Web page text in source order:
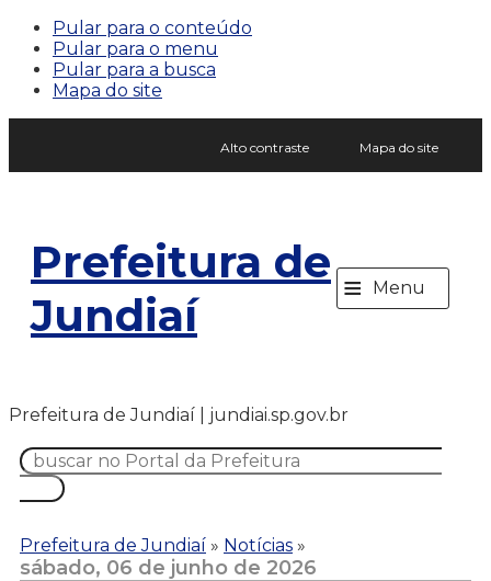
Pular para o conteúdo
Pular para o menu
Pular para a busca
Mapa do site
Alto contraste Mapa do site
Prefeitura de
Jundiaí
≡ Menu
Prefeitura de Jundiaí | jundiai.sp.gov.br
Prefeitura de Jundiaí » Notícias »
sábado, 06 de junho de 2026